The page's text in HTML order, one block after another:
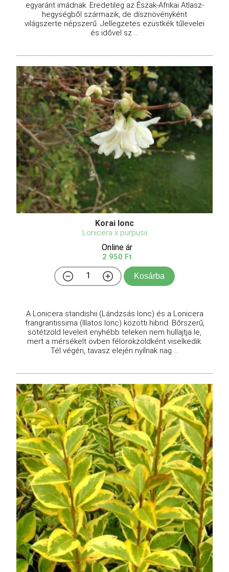
egyaránt imádnak. Eredetileg az Észak-Afrikai Atlasz-
hegységből származik, de dísznövényként
világszerte népszerű. Jellegzetes ezüstkék tűlevelei
és idővel sz ...
Korai lonc
Lonicera x purpusii
Online ár
2 950 Ft
Kosárba
A Lonicera standishii (Lándzsás lonc) és a Lonicera
frangrantissima (Illatos lonc) közötti hibrid. Bőrszerű,
sötétzöld leveleit enyhébb teleken nem hullajtja le,
mert a mérsékelt övben félörökzöldként viselkedik.
Tél végén, tavasz elején nyílnak nag ...